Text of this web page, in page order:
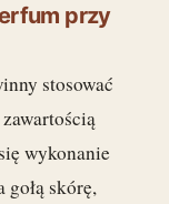
przy
stosować
wykonanie
skórę,